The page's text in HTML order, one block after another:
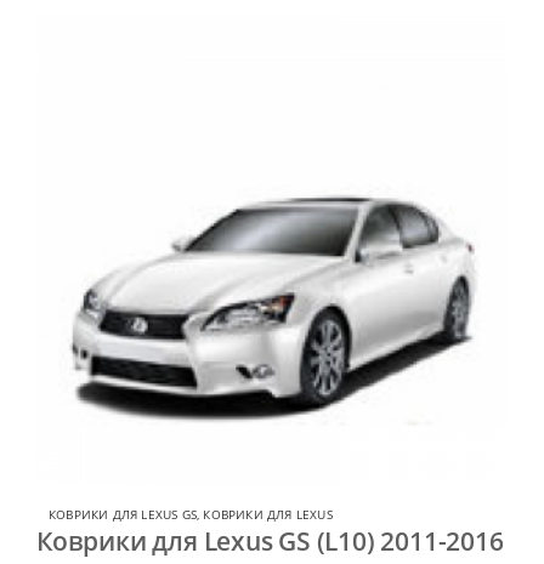
КОВРИКИ ДЛЯ LEXUS GS КОВРИКИ ДЛЯ LEXUS
Коврики для Lexus GS (L10) 2011-2016